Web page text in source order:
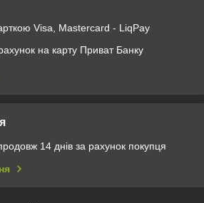
Visa, Mastercard - LiqPay
на карту Приват Банку
14 днів за рахунок покупця